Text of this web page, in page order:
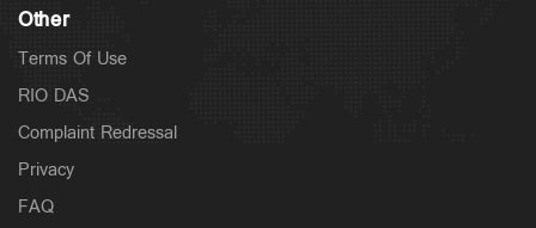
Other
Terms Of Use
RIO DAS
Complaint Redressal
Privacy
FAQ